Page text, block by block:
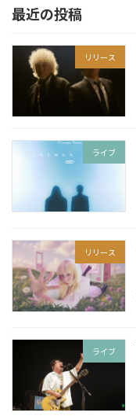
最近の投稿
リリース
ライブ
リリース
ライブ